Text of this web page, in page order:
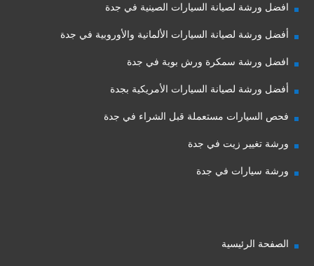
افضل ورشة لصيانة السيارات الصينية في جدة
أفضل ورشة لصيانة السيارات الألمانية والأوروبية في جدة
افضل ورشة سمكرة ورش بوية في جدة
أفضل ورشة لصيانة السيارات الأمريكية بجدة
فحص السيارات مستعملة قبل الشراء في جدة
ورشة تغيير زيت في جدة
ورشة سيارات في جدة
الصفحة الرئيسية